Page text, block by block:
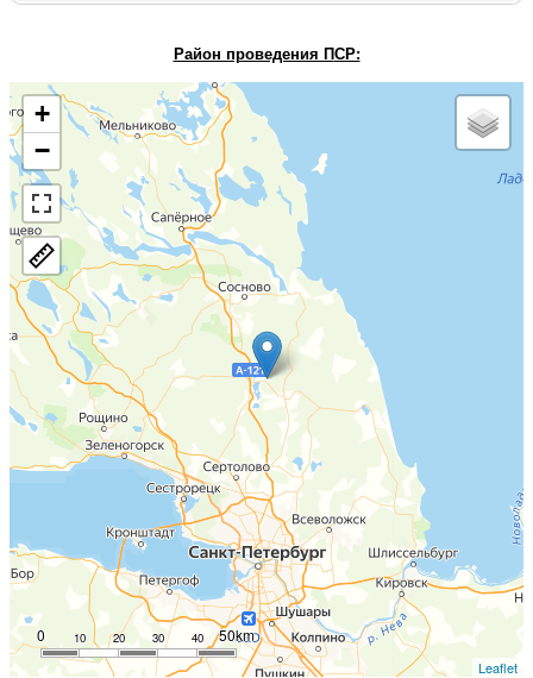
Район проведения ПСР:
+
−
10
0 20 30 40 50km
Leaflet